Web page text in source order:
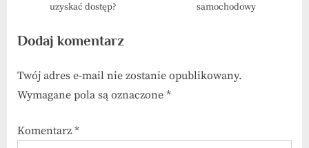
uzyskać dostęp? samochodowy
Dodaj komentarz
Twój adres e-mail nie zostanie opublikowany.
Wymagane pola są oznaczone *
Komentarz *